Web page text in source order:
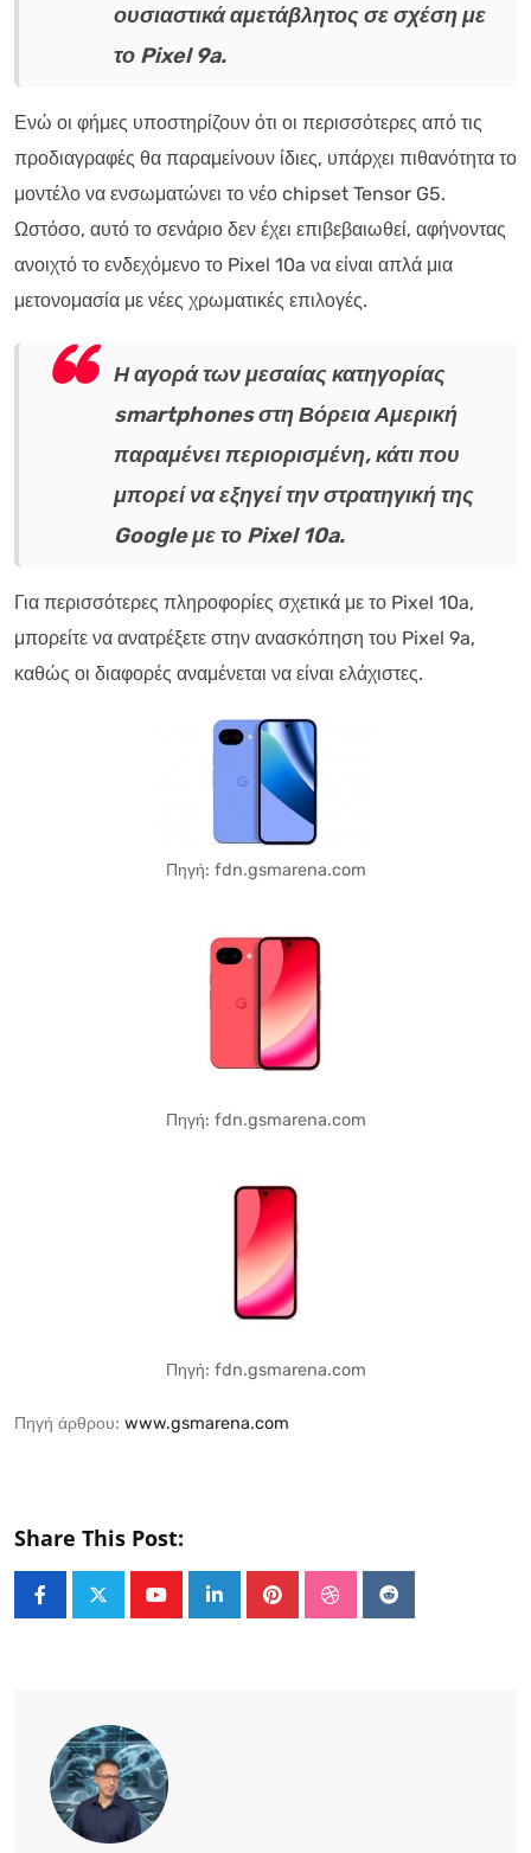
ουσιαστικά αμετάβλητος σε σχέση με
το Pixel 9a.
Ενώ οι φήμες υποστηρίζουν ότι οι περισσότερες από τις
προδιαγραφές θα παραμείνουν ίδιες, υπάρχει πιθανότητα το
μοντέλο να ενσωματώνει το νέο chipset Tensor G5.
Ωστόσο, αυτό το σενάριο δεν έχει επιβεβαιωθεί, αφήνοντας
ανοιχτό το ενδεχόμενο το Pixel 10a να είναι απλά μια
μετονομασία με νέες χρωματικές επιλογές.
Η αγορά των μεσαίας κατηγορίας
smartphones στη Βόρεια Αμερική
παραμένει περιορισμένη, κάτι που
μπορεί να εξηγεί την στρατηγική της
Google με το Pixel 10a.
Για περισσότερες πληροφορίες σχετικά με το Pixel 10a,
μπορείτε να ανατρέξετε στην ανασκόπηση του Pixel 9a,
καθώς οι διαφορές αναμένεται να είναι ελάχιστες.
Πηγή: fdn.gsmarena.com
Πηγή: fdn.gsmarena.com
Πηγή: fdn.gsmarena.com
Πηγή άρθρου: www.gsmarena.com
Share This Post:
YoutubeLinkedInPinterestStumbleUpon
Reddit